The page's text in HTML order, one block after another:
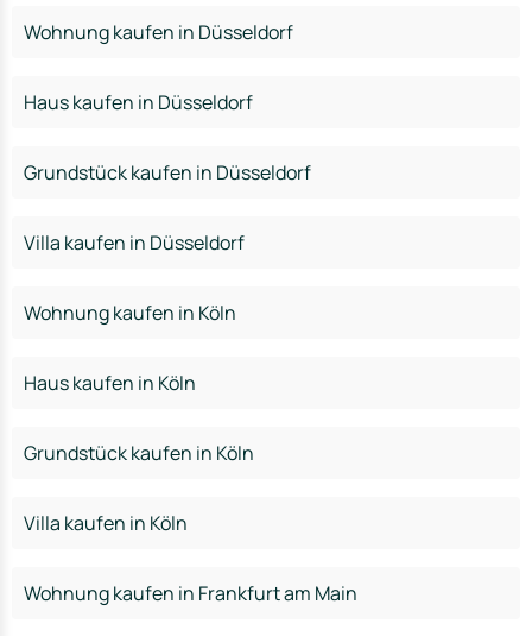
Wohnung kaufen in Düsseldorf
Haus kaufen in Düsseldorf
Grundstück kaufen in Düsseldorf
Villa kaufen in Düsseldorf
Wohnung kaufen in Köln
Haus kaufen in Köln
Grundstück kaufen in Köln
Villa kaufen in Köln
Wohnung kaufen in Frankfurt am Main